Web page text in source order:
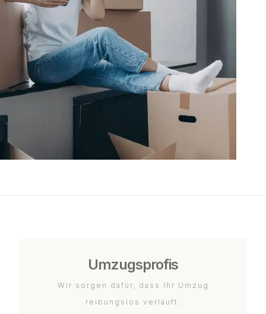
Umzugsprofis
Wir sorgen dafür, dass Ihr Umzug
reibungslos verläuft.